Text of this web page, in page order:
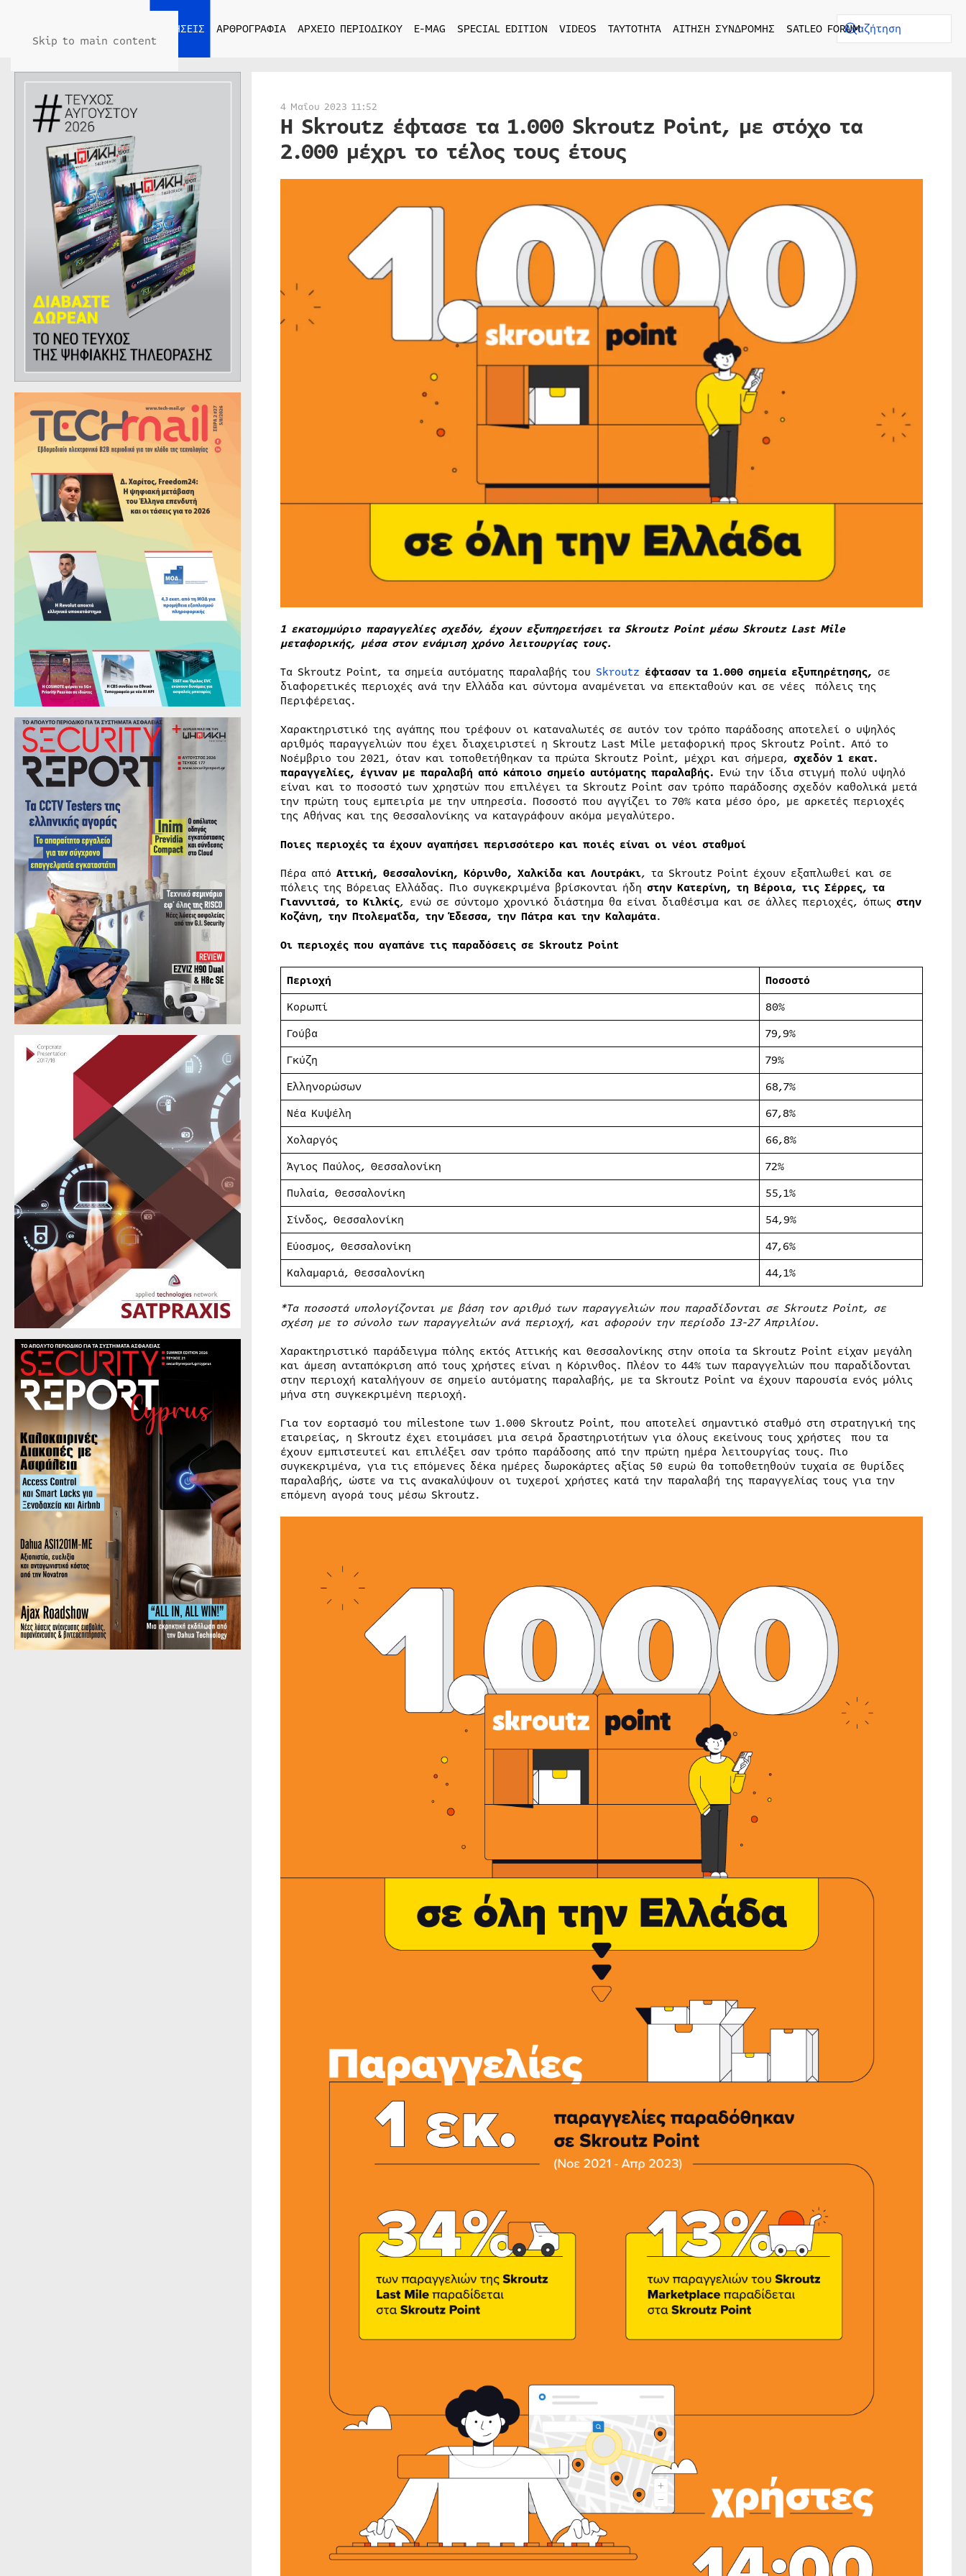
Skip to main content
ΕΙΔΗΣΕΙΣ ΑΡΘΡΟΓΡΑΦΙΑ ΑΡΧΕΙΟ ΠΕΡΙΟΔΙΚΟΥ E-MAG SPECIAL EDITION VIDEOS ΤΑΥΤΟΤΗΤΑ ΑΙΤΗΣΗ ΣΥΝΔΡΟΜΗΣ SATLEO FORUM
4 Μαΐου 2023 11:52
Η Skroutz έφτασε τα 1.000 Skroutz Point, με στόχο τα
2.000 μέχρι το τέλος τους έτους
1 εκατομμύριο παραγγελίες σχεδόν, έχουν εξυπηρετήσει τα Skroutz Point μέσω Skroutz Last Mile
μεταφορικής, μέσα στον ενάμιση χρόνο λειτουργίας τους.
Τα Skroutz Point, τα σημεία αυτόματης παραλαβής του Skroutz έφτασαν τα 1.000 σημεία εξυπηρέτησης, σε
διαφορετικές περιοχές ανά την Ελλάδα και σύντομα αναμένεται να επεκταθούν και σε νέες πόλεις της
Περιφέρειας.
Χαρακτηριστικό της αγάπης που τρέφουν οι καταναλωτές σε αυτόν τον τρόπο παράδοσης αποτελεί ο υψηλός
αριθμός παραγγελιών που έχει διαχειριστεί η Skroutz Last Mile μεταφορική προς Skroutz Point. Από το
Νοέμβριο του 2021, όταν και τοποθετήθηκαν τα πρώτα Skroutz Point, μέχρι και σήμερα, σχεδόν 1 εκατ.
παραγγελίες, έγιναν με παραλαβή από κάποιο σημείο αυτόματης παραλαβής. Ενώ την ίδια στιγμή πολύ υψηλό
είναι και το ποσοστό των χρηστών που επιλέγει τα Skroutz Point σαν τρόπο παράδοσης σχεδόν καθολικά μετά
την πρώτη τους εμπειρία με την υπηρεσία. Ποσοστό που αγγίζει το 70% κατα μέσο όρο, με αρκετές περιοχές
της Αθήνας και της Θεσσαλονίκης να καταγράφουν ακόμα μεγαλύτερο.
Ποιες περιοχές τα έχουν αγαπήσει περισσότερο και ποιές είναι οι νέοι σταθμοί
Πέρα από Αττική, Θεσσαλονίκη, Κόρινθο, Χαλκίδα και Λουτράκι, τα Skroutz Point έχουν εξαπλωθεί και σε
πόλεις της Βόρειας Ελλάδας. Πιο συγκεκριμένα βρίσκονται ήδη στην Κατερίνη, τη Βέροια, τις Σέρρες, τα
Γιαννιτσά, το Κιλκίς, ενώ σε σύντομο χρονικό διάστημα θα είναι διαθέσιμα και σε άλλες περιοχές, όπως στην
Κοζάνη, την Πτολεμαΐδα, την Έδεσσα, την Πάτρα και την Καλαμάτα.
Οι περιοχές που αγαπάνε τις παραδόσεις σε Skroutz Point
Περιοχή
Ποσοστό
Κορωπί
80%
Γούβα
79,9%
Γκύζη
79%
Ελληνορώσων
68,7%
Νέα Κυψέλη
67,8%
Χολαργός
66,8%
Άγιος Παύλος, Θεσσαλονίκη
72%
Πυλαία, Θεσσαλονίκη
55,1%
Σίνδος, Θεσσαλονίκη
54,9%
Εύοσμος, Θεσσαλονίκη
47,6%
Καλαμαριά, Θεσσαλονίκη
44,1%
*Τα ποσοστά υπολογίζονται με βάση τον αριθμό των παραγγελιών που παραδίδονται σε Skroutz Point, σε
σχέση με το σύνολο των παραγγελιών ανά περιοχή, και αφορούν την περίοδο 13-27 Απριλίου.
Χαρακτηριστικό παράδειγμα πόλης εκτός Αττικής και Θεσσαλονίκης στην οποία τα Skroutz Point είχαν μεγάλη
και άμεση ανταπόκριση από τους χρήστες είναι η Κόρινθος. Πλέον το 44% των παραγγελιών που παραδίδονται
στην περιοχή καταλήγουν σε σημείο αυτόματης παραλαβής, με τα Skroutz Point να έχουν παρουσία ενός μόλις
μήνα στη συγκεκριμένη περιοχή.
Για τον εορτασμό του milestone των 1.000 Skroutz Point, που αποτελεί σημαντικό σταθμό στη στρατηγική της
εταιρείας, η Skroutz έχει ετοιμάσει μια σειρά δραστηριοτήτων για όλους εκείνους τους χρήστες που τα
έχουν εμπιστευτεί και επιλέξει σαν τρόπο παράδοσης από την πρώτη ημέρα λειτουργίας τους. Πιο
συγκεκριμένα, για τις επόμενες δέκα ημέρες δωροκάρτες αξίας 50 ευρώ θα τοποθετηθούν τυχαία σε θυρίδες
παραλαβής, ώστε να τις ανακαλύψουν οι τυχεροί χρήστες κατά την παραλαβή της παραγγελίας τους για την
επόμενη αγορά τους μέσω Skroutz.